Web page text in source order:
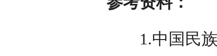
1.中国民